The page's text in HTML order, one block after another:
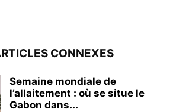
CONNEXES
Semaine mondiale de
l’allaitement : où se situe le
Gabon dans...